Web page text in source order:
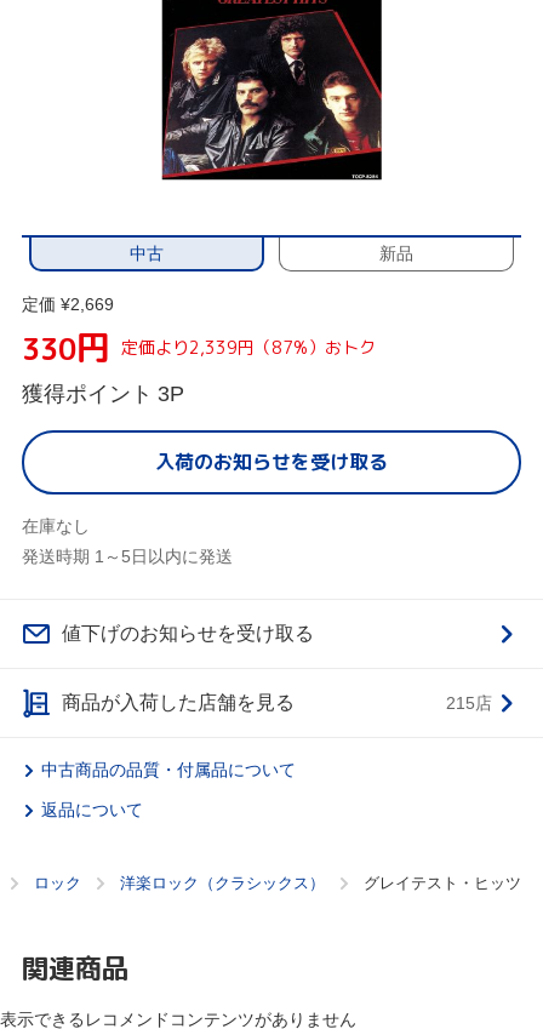
中古 新品
定価 ¥2,669
330円 定価より2,339円（87%）おトク
獲得ポイント 3P
入荷のお知らせを受け取る
在庫なし
発送時期 1～5日以内に発送
値下げのお知らせを受け取る
商品が入荷した店舗を見る 215店
中古商品の品質・付属品について
返品について
ロック 洋楽ロック（クラシックス） グレイテスト・ヒッツ
関連商品
表示できるレコメンドコンテンツがありません